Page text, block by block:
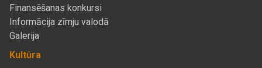
Finansēšanas konkursi
Informācija zīmju valodā
Galerija
Kultūra